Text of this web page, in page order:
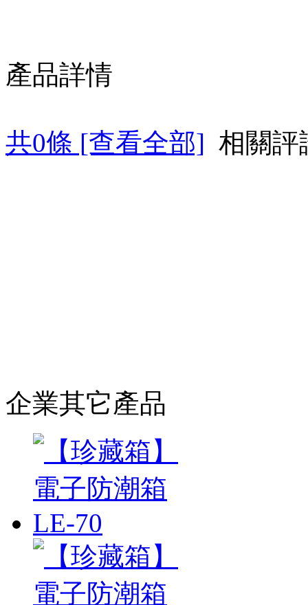
產品詳情
共0條 [查看全部] 相關評
企業其它產品